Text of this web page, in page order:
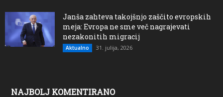
Janša zahteva takojšnjo zaščito evropskih
meja: Evropa ne sme več nagrajevati
nezakonitih migracij
Aktualno 31. julija, 2026
NAJBOLJ KOMENTIRANO